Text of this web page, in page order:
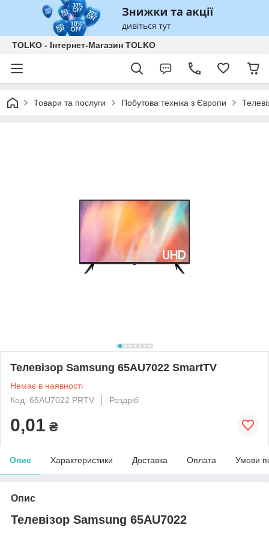
TOLKO - Інтернет-Магазин TOLKO
Товари та послуги Побутова техніка з Європи
Телевізор Samsung 65AU7022 SmartTV
Немає в наявності
Код: 65AU7022 PRTV
Роздріб
0,01 ₴
Опис Характеристики Доставка Оплата Умови
Опис
Телевізор Samsung 65AU7022